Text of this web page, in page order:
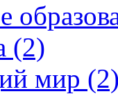
(2)
мир